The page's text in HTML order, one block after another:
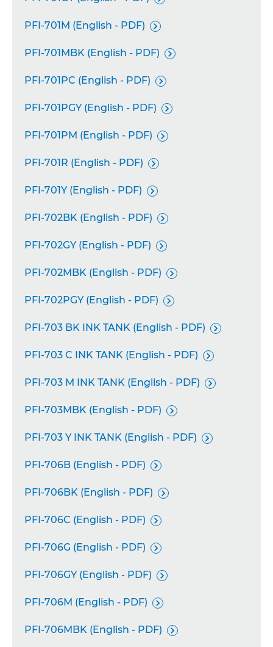
PFI-701M (English - PDF) 
PFI-701MBK (English - PDF) 
PFI-701PC (English - PDF) 
PFI-701PGY (English - PDF) 
PFI-701PM (English - PDF) 
PFI-701R (English - PDF) 
PFI-701Y (English - PDF) 
PFI-702BK (English - PDF) 
PFI-702GY (English - PDF) 
PFI-702MBK (English - PDF) 
PFI-702PGY (English - PDF) 
PFI-703 BK INK TANK (English - PDF) 
PFI-703 C INK TANK (English - PDF) 
PFI-703 M INK TANK (English - PDF) 
PFI-703MBK (English - PDF) 
PFI-703 Y INK TANK (English - PDF) 
PFI-706B (English - PDF) 
PFI-706BK (English - PDF) 
PFI-706C (English - PDF) 
PFI-706G (English - PDF) 
PFI-706GY (English - PDF) 
PFI-706M (English - PDF) 
PFI-706MBK (English - PDF) 